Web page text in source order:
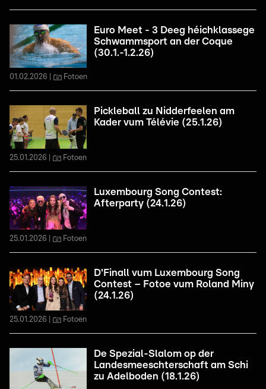
Euro Meet - 3 Deeg héichklassege
Schwammsport an der Coque
(30.1.-1.2.26)
01.02.2026 Fotoen
Pickleball zu Nidderfeelen am
Kader vum Télévie (25.1.26)
25.01.2026 Fotoen
Luxembourg Song Contest:
Afterparty (24.1.26)
25.01.2026 Fotoen
D'Finall vum Luxembourg Song
Contest – Fotoe vum Roland Miny
(24.1.26)
25.01.2026 Fotoen
De Spezial-Slalom op der
Landesmeeschterschaft am Schi
zu Adelboden (18.1.26)